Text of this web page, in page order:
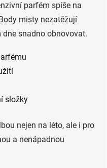
parfém spíše na
misty nezatěžují
snadno obnovovat.
složky
nejen na léto, ale i pro
a nenápadnou